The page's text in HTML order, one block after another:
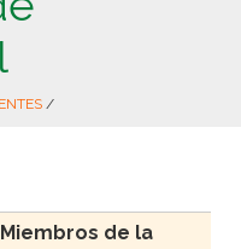
/
Miembros de la